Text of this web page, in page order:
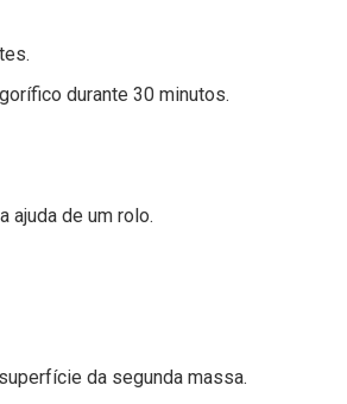
durante 30 minutos.
ajuda de um rolo.
da segunda massa.